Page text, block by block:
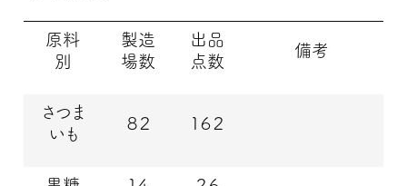
原料
別
製造
場数
出品
点数
備考
さつま
いも
８２ １６２